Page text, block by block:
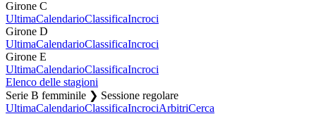
Girone C
UltimaCalendarioClassificaIncroci
Girone D
UltimaCalendarioClassificaIncroci
Girone E
UltimaCalendarioClassificaIncroci
Elenco delle stagioni
Serie B femminile ❯ Sessione regolare
UltimaCalendarioClassificaIncrociArbitriCerca